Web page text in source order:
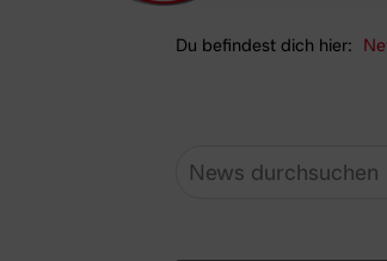
Du befindest dich hier: